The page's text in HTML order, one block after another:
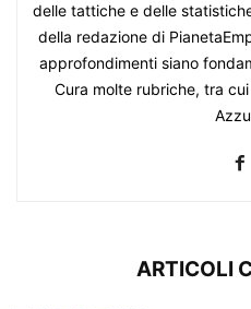
delle tattiche e delle
della redazione di
approfondimenti siano
Cura molte rubriche, tra
ARTICOLI